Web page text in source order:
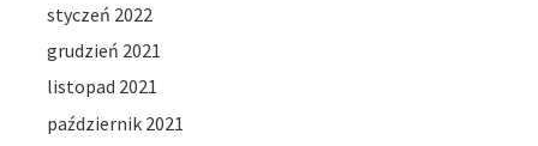
styczeń 2022
grudzień 2021
listopad 2021
październik 2021